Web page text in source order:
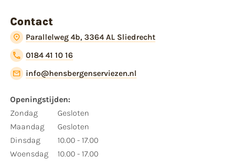
Contact
Parallelweg 4b, 3364 AL Sliedrecht
0184 41 10 16
info@hensbergenserviezen.nl
Openingstijden:​
​Zondag
Maandag
Dinsdag
Woensdag
Gesloten
Gesloten
10.00 - 17.00
10.00 - 17.00